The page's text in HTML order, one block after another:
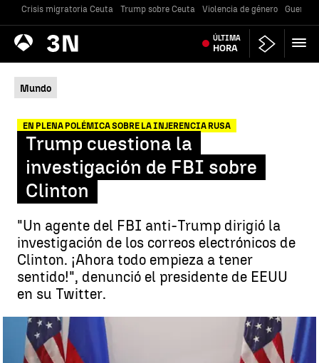
Crisis migratoria Ceuta Trump sobre Ceuta Violencia de género Guerra
Antena
3 Noticias ÚLTIMA
HORA
Mundo
EN PLENA POLÉMICA SOBRE LA INJERENCIA RUSA
Trump cuestiona la
investigación de FBI sobre
Clinton
"Un agente del FBI anti-Trump dirigió la
investigación de los correos electrónicos de
Clinton. ¡Ahora todo empieza a tener
sentido!", denunció el presidente de EEUU
en su Twitter.
Trump cuestiona la investigación de FBI sobre Clinton |
antena3.com